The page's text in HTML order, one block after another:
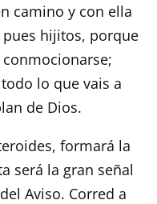
camino y con ella
pues hijitos, porque
lo que vais a
de Dios.
formará la
será la gran señal
Aviso. Corred a